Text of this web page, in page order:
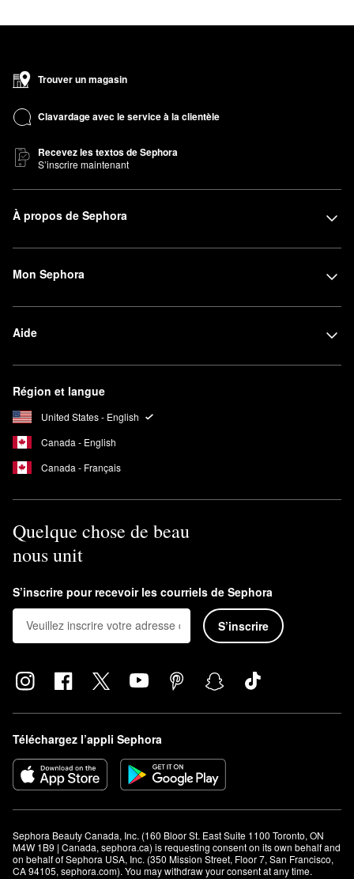
Trouver un magasin
Clavardage avec le service à la clientèle
Recevez les textos de Sephora
S’inscrire maintenant
À propos de Sephora
Mon Sephora
Aide
Région et langue
United States - English
Canada - English
Canada - Français
Quelque chose de beau
nous unit
S’inscrire pour recevoir les courriels de Sephora
S’inscrire
Téléchargez l’appli Sephora
Sephora Beauty Canada, Inc. (160 Bloor St. East Suite 1100 Toronto, ON
M4W 1B9 | Canada, sephora.ca) is requesting consent on its own behalf and
on behalf of Sephora USA, Inc. (350 Mission Street, Floor 7, San Francisco,
CA 94105, sephora.com). You may withdraw your consent at any time.